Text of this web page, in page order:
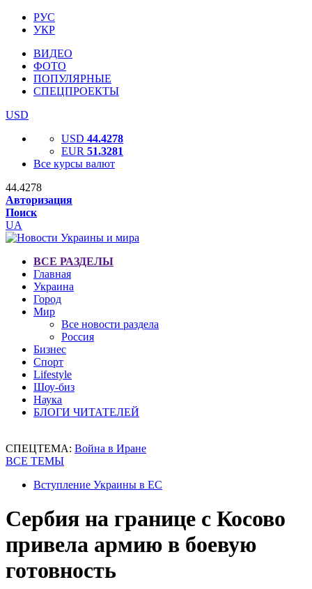
РУС
УКР
ВИДЕО
ФОТО
ПОПУЛЯРНЫЕ
СПЕЦПРОЕКТЫ
USD
USD 44.4278
EUR 51.3281
Все курсы валют
44.4278
Авторизация
Поиск
UA
ВСЕ РАЗДЕЛЫ
Главная
Украина
Город
Мир
Все новости раздела
Россия
Бизнес
Спорт
Lifestyle
Шоу-биз
Наука
БЛОГИ ЧИТАТЕЛЕЙ
СПЕЦТЕМА: Война в Иране
ВСЕ ТЕМЫ
Вступление Украины в ЕС
Сербия на границе с Косово
привела армию в боевую
готовность